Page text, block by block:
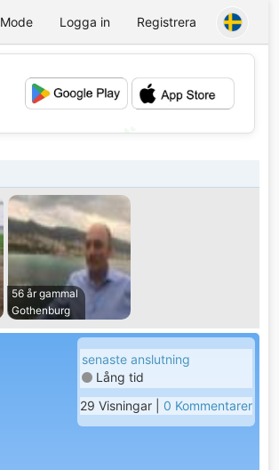
Mode Logga in Registrera
56 år gammal
Gothenburg
senaste anslutning
Lång tid
29 Visningar | 0 Kommentarer